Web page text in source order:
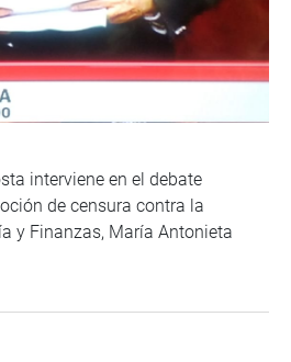
interviene en el debate
de censura contra la
y Finanzas, María Antonieta